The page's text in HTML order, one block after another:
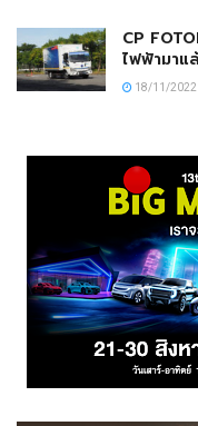
CP
ไฟฟ้ามาแ
18/11/2022